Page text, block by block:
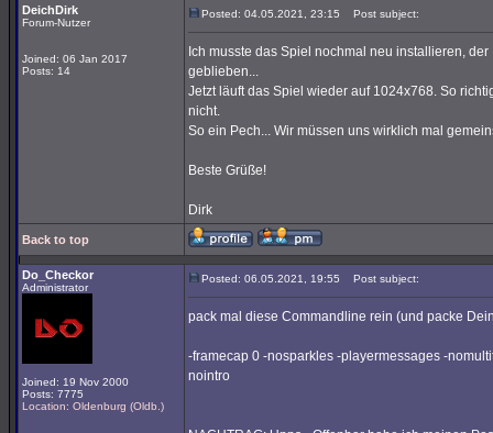
DeichDirk
Forum-Nutzer
Joined: 06 Jan 2017
Posts: 14
Posted: 04.05.2021, 23:15 Post subject:
Ich musste das Spiel nochmal neu installieren,
geblieben...
Jetzt läuft das Spiel wieder auf 1024x768. So
nicht.
So ein Pech... Wir müssen uns wirklich mal
Beste Grüße!
Dirk
Back to top
Do_Checkor
Administrator
Joined: 19 Nov 2000
Posts: 7775
Location: Oldenburg (Oldb.)
Posted: 06.05.2021, 19:55 Post subject:
pack mal diese Commandline rein (und packe
-framecap 0 -nosparkles -playermessages -
nointro